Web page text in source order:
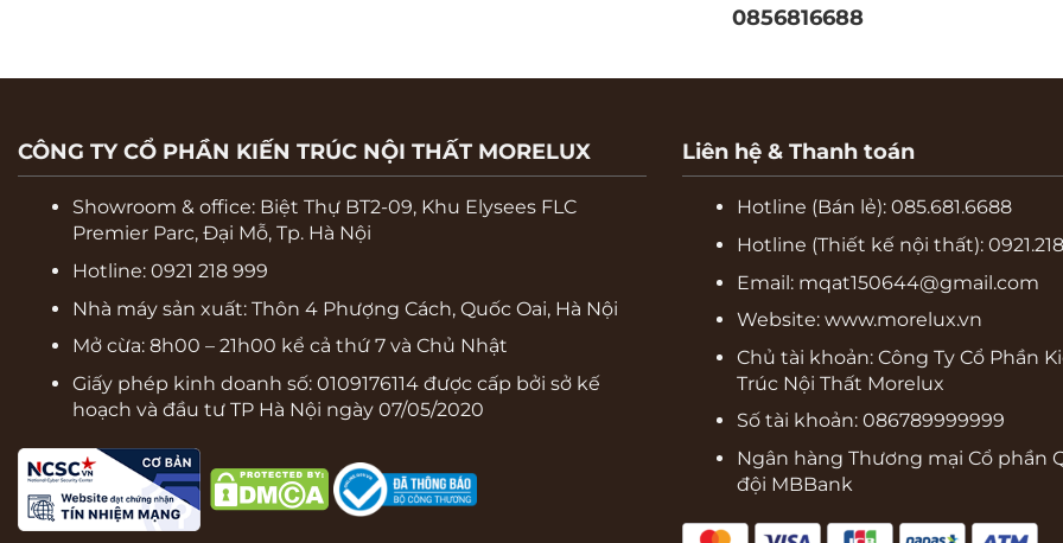
0856816688
CÔNG TY CỔ PHẦN KIẾN TRÚC NỘI THẤT MORELUX
Showroom & office: Biệt Thự BT2-09, Khu Elysees FLC
Premier Parc, Đại Mỗ, Tp. Hà Nội
Hotline: 0921 218 999
Nhà máy sản xuất: Thôn 4 Phượng Cách, Quốc Oai, Hà Nội
Mở cừa: 8h00 – 21h00 kể cả thứ 7 và Chủ Nhật
Giấy phép kinh doanh số: 0109176114 được cấp bởi sở kế
hoạch và đầu tư TP Hà Nội ngày 07/05/2020
Liên hệ & Thanh toán
Hotline (Bán lẻ): 085.681.6688
Hotline (Thiết kế nội thất):
Email: mqat150644@gmail.com
Website: www.morelux.vn
Chủ tài khoản: Công Ty Cổ Phần
Trúc Nội Thất Morelux
Số tài khoản: 086789999999
Ngân hàng Thương mại Cổ phần
đội MBBank